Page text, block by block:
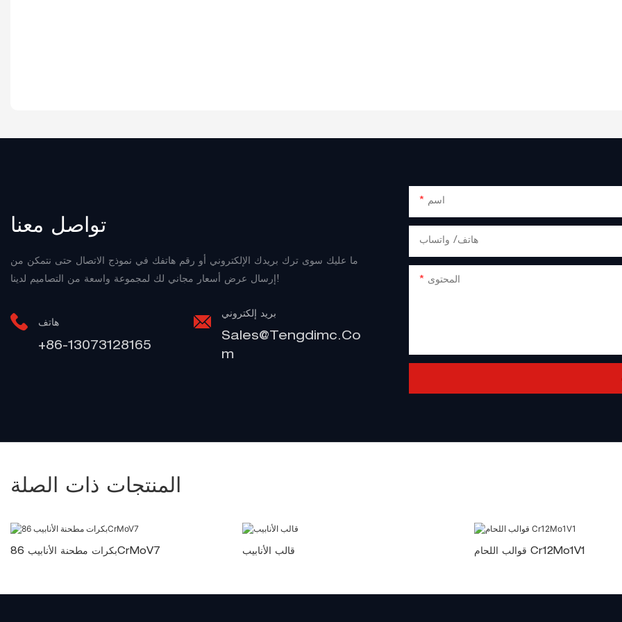
تواصل معنا
ما عليك سوى ترك بريدك الإلكتروني أو رقم هاتفك في نموذج الاتصال حتى نتمكن من
إرسال عرض أسعار مجاني لك لمجموعة واسعة من التصاميم لدينا!
هاتف
+86-13073128165
بريد إلكتروني
Sales@tengdimc.co
M
اسم
هاتف/ واتساب
المحتوى
المنتجات ذات الصلة
بكرات مطحنة الأنابيب 86CrMoV7 قالب الأنابيب قوالب اللحام Cr12Mo1V1